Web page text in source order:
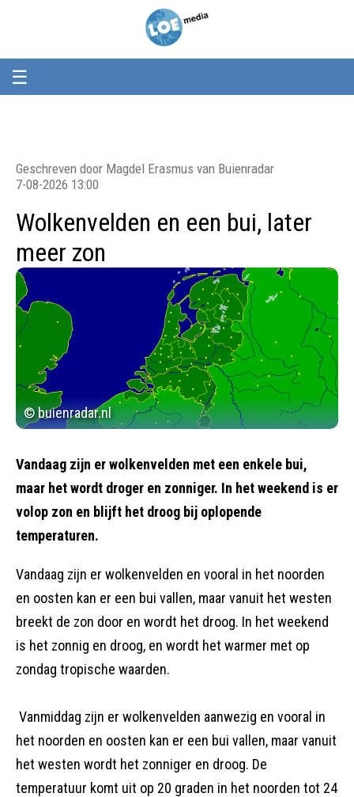
speelt!
☰
Geschreven door Magdel Erasmus van Buienradar
7-08-2026 13:00
Wolkenvelden en een bui, later
meer zon
© buienradar.nl
Vandaag zijn er wolkenvelden met een enkele bui,
maar het wordt droger en zonniger. In het weekend is er
volop zon en blijft het droog bij oplopende
temperaturen.
Vandaag zijn er wolkenvelden en vooral in het noorden
en oosten kan er een bui vallen, maar vanuit het westen
breekt de zon door en wordt het droog. In het weekend
is het zonnig en droog, en wordt het warmer met op
zondag tropische waarden.
Vanmiddag zijn er wolkenvelden aanwezig en vooral in
het noorden en oosten kan er een bui vallen, maar vanuit
het westen wordt het zonniger en droog. De
temperatuur komt uit op 20 graden in het noorden tot 24